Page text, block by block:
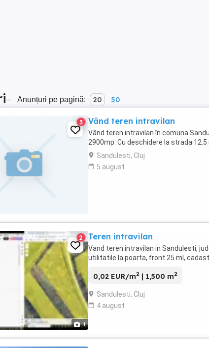
– Anunțuri pe pagină: 20 50
3 Vând teren intravilan
Vând teren intravilan în comuna
2900mp. Cu deschidere la strada
Sandulesti, Cluj
5 august
1
2 Teren intravilan
Vand teren intravilan in Sandulesti,
utilitatile la poarta, front 25 ml,
0,02 EUR/m2 | 1,500 m2
Sandulesti, Cluj
4 august